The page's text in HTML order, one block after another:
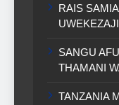
RAIS
SANGU
THAMANI
TANZANIA